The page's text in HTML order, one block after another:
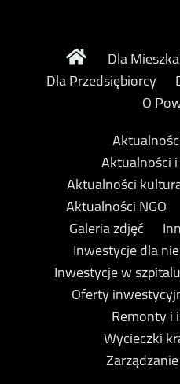
Dla
Dla Przedsiębiorcy
O
Aktualności
Aktualności
Aktualności NGO
Galeria zdjęć
Inwestycje dla
Inwestycje w szpitalu
Oferty
Remonty i
Wycieczki